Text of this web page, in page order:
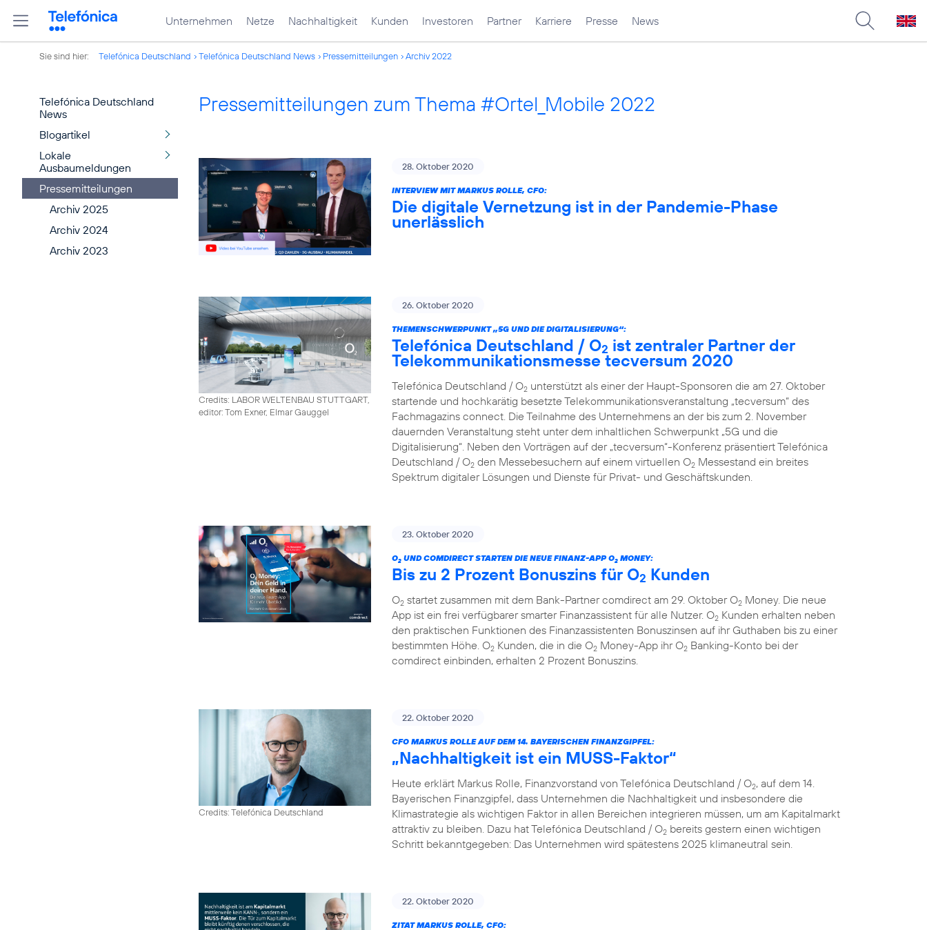
Unternehmen Netze Nachhaltigkeit Kunden Investoren Partner Karriere Presse News
Sie sind hier: Telefónica Deutschland Telefónica Deutschland News Pressemitteilungen Archiv 2022
Telefónica Deutschland
News
Blogartikel
Lokale
Ausbaumeldungen
Pressemitteilungen
Archiv 2025
Archiv 2024
Archiv 2023
Pressemitteilungen zum Thema #Ortel_Mobile 2022
28. Oktober 2020
INTERVIEW MIT MARKUS ROLLE, CFO:
Die digitale Vernetzung ist in der Pandemie-Phase
unerlässlich
Credits: LABOR WELTENBAU STUTTGART,
editor: Tom Exner, Elmar Gauggel
26. Oktober 2020
THEMENSCHWERPUNKT „5G UND DIE DIGITALISIERUNG“:
Telefónica Deutschland / O2 ist zentraler Partner der
Telekommunikationsmesse tecversum 2020
Telefónica Deutschland / O2 unterstützt als einer der Haupt-Sponsoren die am 27. Oktober
startende und hochkarätig besetzte Telekommunikationsveranstaltung „tecversum“ des
Fachmagazins connect. Die Teilnahme des Unternehmens an der bis zum 2. November
dauernden Veranstaltung steht unter dem inhaltlichen Schwerpunkt „5G und die
Digitalisierung“. Neben den Vorträgen auf der „tecversum“-Konferenz präsentiert Telefónica
Deutschland / O2 den Messebesuchern auf einem virtuellen O2 Messestand ein breites
Spektrum digitaler Lösungen und Dienste für Privat- und Geschäftskunden.
23. Oktober 2020
O2 UND COMDIRECT STARTEN DIE NEUE FINANZ-APP O2 MONEY:
Bis zu 2 Prozent Bonuszins für O2 Kunden
O2 startet zusammen mit dem Bank-Partner comdirect am 29. Oktober O2 Money. Die neue
App ist ein frei verfügbarer smarter Finanzassistent für alle Nutzer. O2 Kunden erhalten neben
den praktischen Funktionen des Finanzassistenten Bonuszinsen auf ihr Guthaben bis zu einer
bestimmten Höhe. O2 Kunden, die in die O2 Money-App ihr O2 Banking-Konto bei der
comdirect einbinden, erhalten 2 Prozent Bonuszins.
Credits: Telefónica Deutschland
22. Oktober 2020
CFO MARKUS ROLLE AUF DEM 14. BAYERISCHEN FINANZGIPFEL:
„Nachhaltigkeit ist ein MUSS-Faktor“
Heute erklärt Markus Rolle, Finanzvorstand von Telefónica Deutschland / O2, auf dem 14.
Bayerischen Finanzgipfel, dass Unternehmen die Nachhaltigkeit und insbesondere die
Klimastrategie als wichtigen Faktor in allen Bereichen integrieren müssen, um am Kapitalmarkt
attraktiv zu bleiben. Dazu hat Telefónica Deutschland / O2 bereits gestern einen wichtigen
Schritt bekanntgegeben: Das Unternehmen wird spätestens 2025 klimaneutral sein.
22. Oktober 2020
ZITAT MARKUS ROLLE, CFO: